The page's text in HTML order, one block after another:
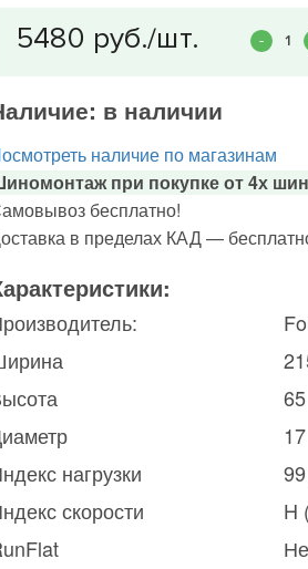
в наличии
наличие по магазинам
при покупке от 4х
бесплатно!
в пределах КАД —
65
17
нагрузки
скорости
H